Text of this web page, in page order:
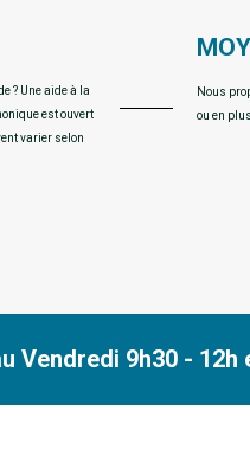
? Une aide à la
est ouvert
varier selon
Nous
ou en
Vendredi 9h30 - 12h